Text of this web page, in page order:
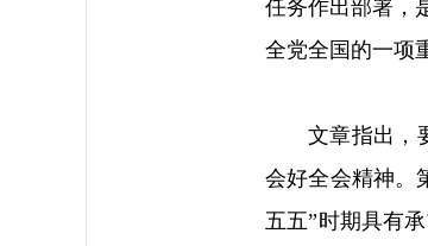
任务作出部署，
全党全国的一项
文章指出，
会好全会精神。
五五”时期具有